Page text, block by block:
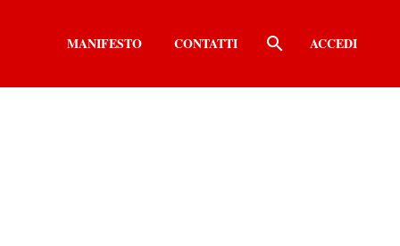
MANIFESTO CONTATTI ACCEDI